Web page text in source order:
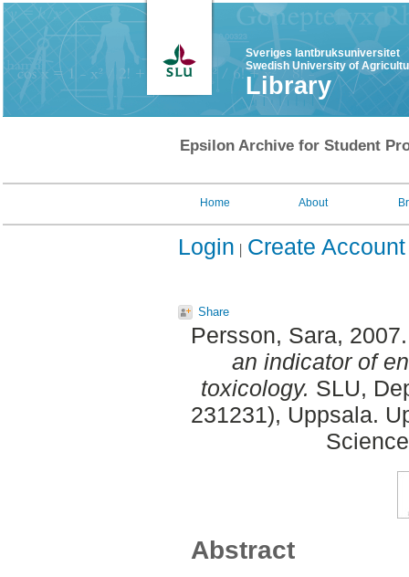
Sveriges lantbruksuniversitet
Swedish University of
Library
Epsilon Archive for Student
Home About
Login Create Account
Share
Persson, Sara,
an indicator of
toxicology. SLU,
231231), Uppsala.
Abstract